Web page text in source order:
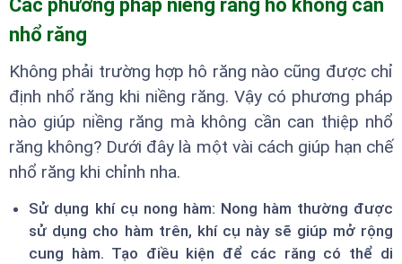
Các phương pháp niềng răng hô không cần
nhổ răng
Không phải trường hợp hô răng nào cũng được chỉ
định nhổ răng khi niềng răng. Vậy có phương pháp
nào giúp niềng răng mà không cần can thiệp nhổ
răng không? Dưới đây là một vài cách giúp hạn chế
nhổ răng khi chỉnh nha.
Sử dụng khí cụ nong hàm: Nong hàm thường được
sử dụng cho hàm trên, khí cụ này sẽ giúp mở rộng
cung hàm. Tạo điều kiện để các răng có thể di